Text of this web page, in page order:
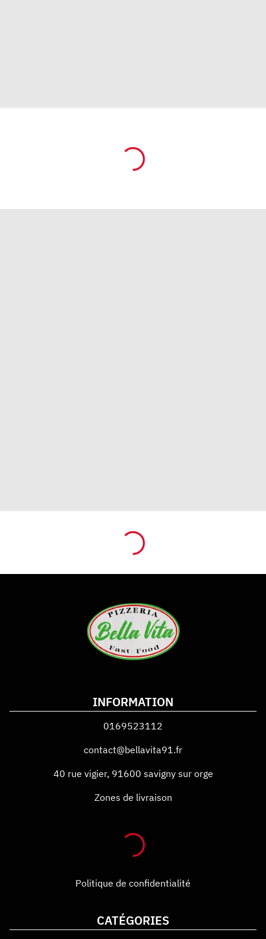
INFORMATION
0169523112
contact@bellavita91.fr
40 rue vigier, 91600 savigny sur orge
Zones de livraison
Politique de confidentialité
CATÉGORIES